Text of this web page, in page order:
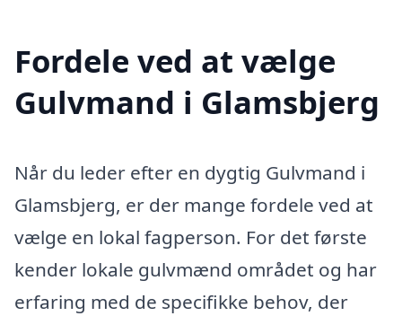
Fordele ved at vælge
Gulvmand i Glamsbjerg
Når du leder efter en dygtig Gulvmand i
Glamsbjerg, er der mange fordele ved at
vælge en lokal fagperson. For det første
kender lokale gulvmænd området og har
erfaring med de specifikke behov, der